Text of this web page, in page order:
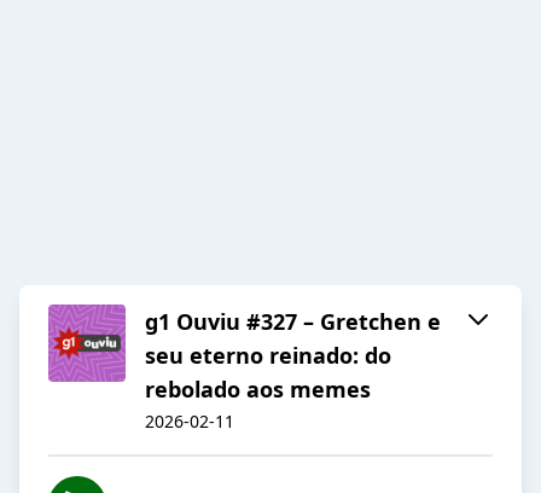
g1 Ouviu #327 – Gretchen e
seu eterno reinado: do
rebolado aos memes
2026-02-11